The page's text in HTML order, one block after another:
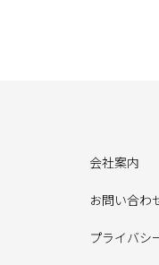
会社案内
お問い合わ
プライバシ